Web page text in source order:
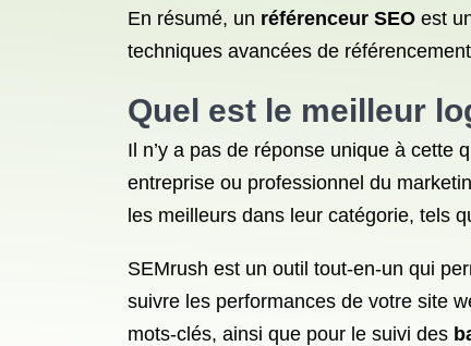
En résumé, un référenceur SEO est
techniques avancées de
Quel est le meilleur
Il n’y a pas de réponse unique à cette
entreprise ou professionnel du
les meilleurs dans leur catégorie, tels
SEMrush est un outil tout-en-un qui
suivre les performances de votre site
mots-clés, ainsi que pour le suivi des